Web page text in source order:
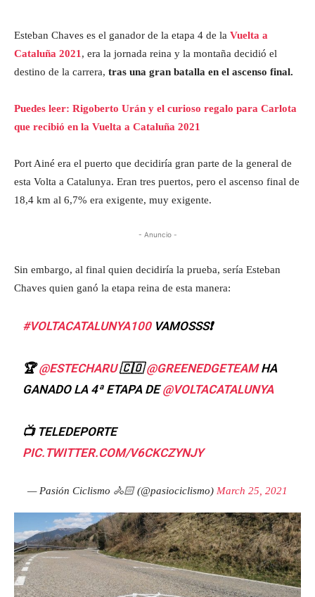
Esteban Chaves es el ganador de la etapa 4 de la Vuelta a
Cataluña 2021 , era la jornada reina y la montaña decidió el
destino de la carrera, tras una gran batalla en el ascenso final.
Puedes leer: Rigoberto Urán y el curioso regalo para Carlota
que recibió en la Vuelta a Cataluña 2021
Port Ainé era el puerto que decidiría gran parte de la general de
esta Volta a Catalunya. Eran tres puertos, pero el ascenso final de
18,4 km al 6,7% era exigente, muy exigente.
- Anuncio -
Sin embargo, al final quien decidiría la prueba, sería Esteban
Chaves quien ganó la etapa reina de esta manera:
#VOLTACATALUNYA100VAMOSSS❗️
🏆@ESTECHARU🇨🇴@GREENEDGETEAMHA
GANADO LA 4ª ETAPA DE@VOLTACATALUNYA
📺 TELEDEPORTE
PIC.TWITTER.COM/V6CKCZYNJY
— Pasión Ciclismo 🚴🏻 (@pasiociclismo) March 25, 2021